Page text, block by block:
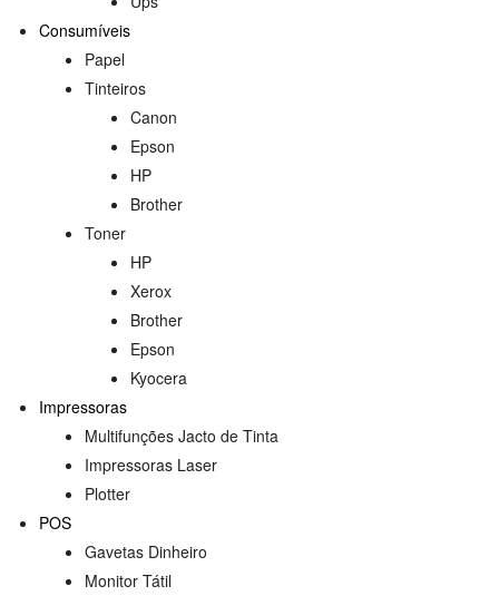
Consumíveis
Papel
Tinteiros
Canon
Epson
HP
Brother
Toner
HP
Xerox
Brother
Epson
Kyocera
Impressoras
Multifunções Jacto de Tinta
Impressoras Laser
Plotter
POS
Gavetas Dinheiro
Monitor Tátil